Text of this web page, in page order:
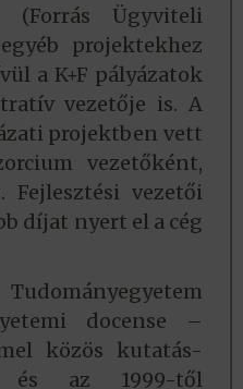
Ügyviteli
projektekhez
a K+F pályázatok
vezetője is. A
projektben vett
vezetőként,
Fejlesztési vezetői
díjat nyert el a cég
docense –
közös kutatás-
és az 1999-től